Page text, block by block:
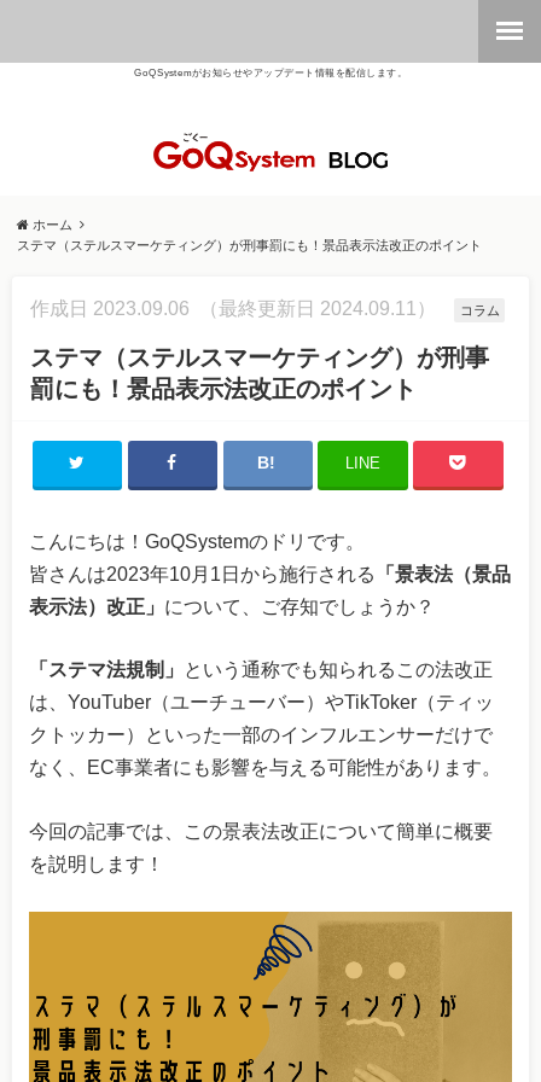
GoQSystemがお知らせやアップデート情報を配信します。
ホーム
ステマ（ステルスマーケティング）が刑事罰にも！景品表示法改正のポイント
作成日 2023.09.06 （最終更新日 2024.09.11） コラム
ステマ（ステルスマーケティング）が刑事
罰にも！景品表示法改正のポイント
LINE
こんにちは！GoQSystemのドリです。
皆さんは2023年10月1日から施行される
「景表法（景品
表示法）改正」 について、ご存知でしょうか？
「ステマ法規制」 という通称でも知られるこの法改正
は、YouTuber（ユーチューバー）やTikToker（ティッ
クトッカー）といった一部のインフルエンサーだけで
なく、EC事業者にも影響を与える可能性があります。
今回の記事では、この景表法改正について簡単に概要
を説明します！